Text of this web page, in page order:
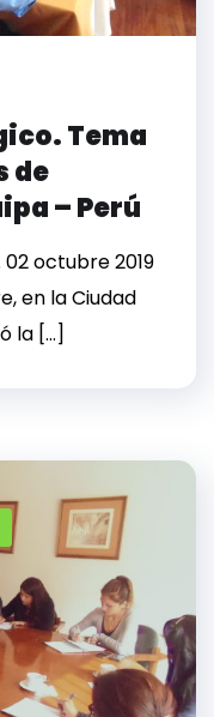
Tema
de
– Perú
octubre 2019
en la Ciudad
la […]